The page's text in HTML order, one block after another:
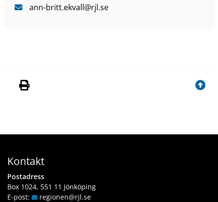
ann-britt.ekvall@rjl.se
Kontakt
Postadress
Box 1024, 551 11 Jönköping
E-post:
regionen@rjl.se